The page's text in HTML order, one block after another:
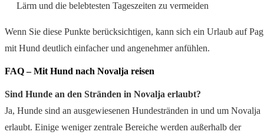
Lärm und die belebtesten Tageszeiten zu vermeiden
Wenn Sie diese Punkte berücksichtigen, kann sich ein Urlaub auf Pag
mit Hund deutlich einfacher und angenehmer anfühlen.
FAQ – Mit Hund nach Novalja reisen
Sind Hunde an den Stränden in Novalja erlaubt?
Ja, Hunde sind an ausgewiesenen Hundestränden in und um Novalja
erlaubt. Einige weniger zentrale Bereiche werden außerhalb der